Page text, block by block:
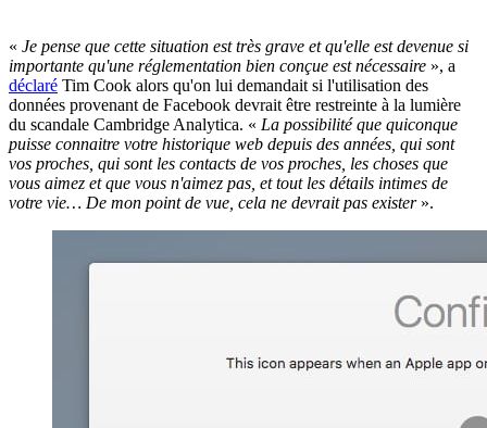
« Je pense que cette situation est très grave et qu'elle est devenue si
importante qu'une réglementation bien conçue est nécessaire », a
déclaré Tim Cook alors qu'on lui demandait si l'utilisation des
données provenant de Facebook devrait être restreinte à la lumière
du scandale Cambridge Analytica. « La possibilité que quiconque
puisse connaitre votre historique web depuis des années, qui sont
vos proches, qui sont les contacts de vos proches, les choses que
vous aimez et que vous n'aimez pas, et tout les détails intimes de
votre vie… De mon point de vue, cela ne devrait pas exister».